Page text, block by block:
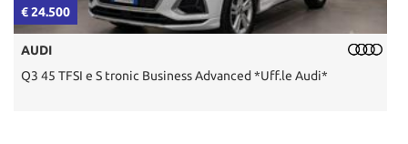
€ 24.500
AUDI
Q3 45 TFSI e S tronic Business Advanced *Uff.le Audi*